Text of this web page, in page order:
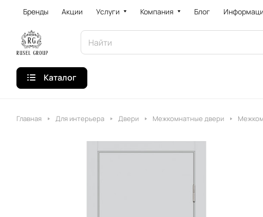
Бренды Акции Услуги Компания Блог
Каталог
Главная Для интерьера Двери Межкомнатные двери